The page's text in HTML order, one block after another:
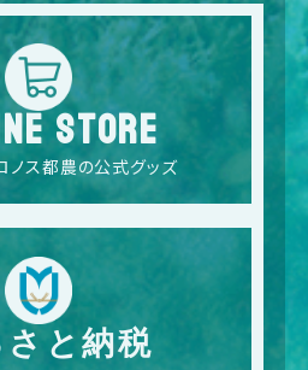
STORE
ノス都農の公式グッズ
と納税